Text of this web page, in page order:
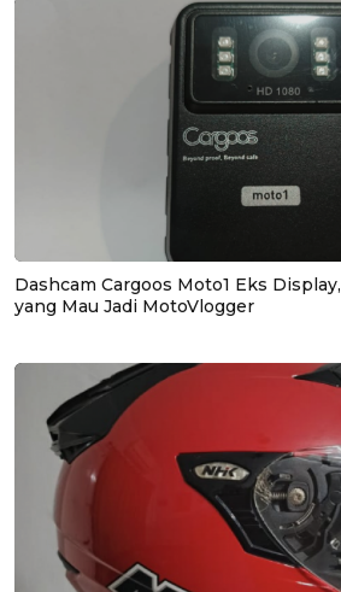
Dashcam Cargoos Moto1 Eks
yang Mau Jadi MotoVlogger